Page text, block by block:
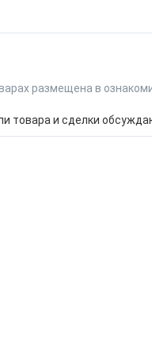
размещена в
и сделки